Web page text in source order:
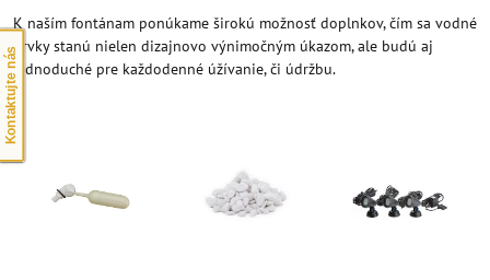
K naším fontánam ponúkame širokú možnosť doplnkov, čím sa vodné
prvky stanú nielen dizajnovo výnimočným úkazom, ale budú aj
jednoduché pre každodenné úžívanie, či údržbu.
Kontaktujte nás